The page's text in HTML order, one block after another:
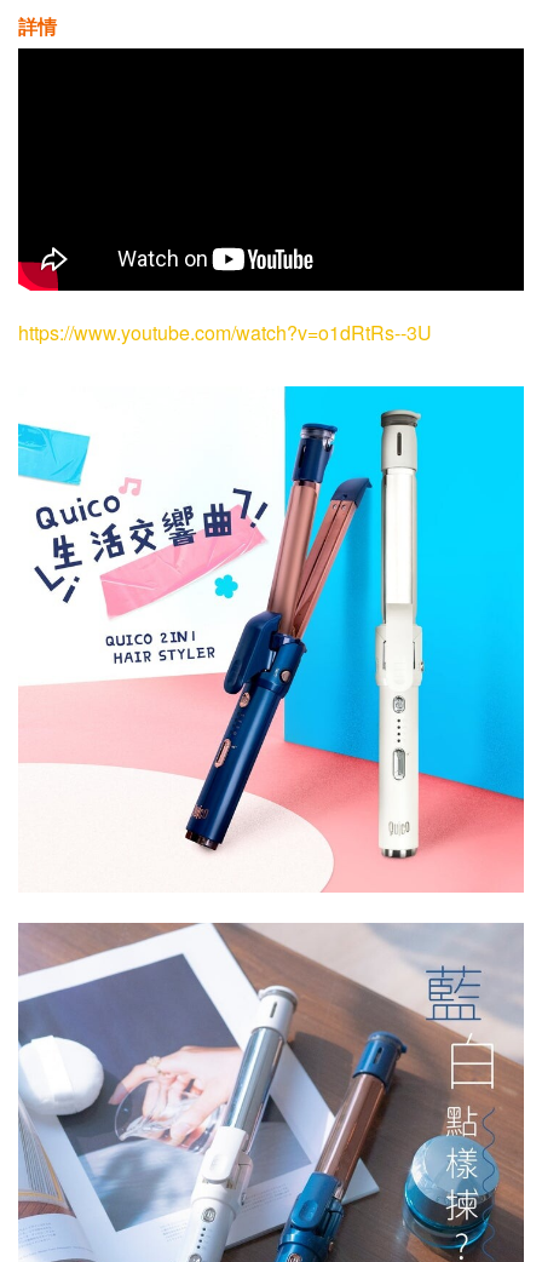
詳情
https://www.youtube.com/watch?v=o1dRtRs--3U